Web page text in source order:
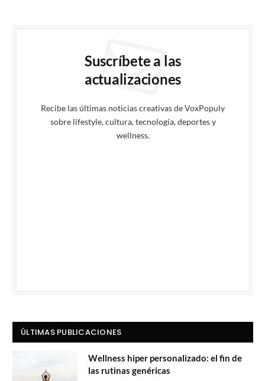
Suscríbete a las
actualizaciones
Recibe las últimas noticias creativas de VoxPopuly
sobre lifestyle, cultura, tecnología, deportes y
wellness.
ÚLTIMAS PUBLICACIONES
Wellness hiper personalizado: el fin de
las rutinas genéricas